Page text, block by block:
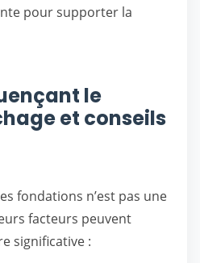
pour supporter la
le
et conseils
fondations n’est pas une
facteurs peuvent
significative :